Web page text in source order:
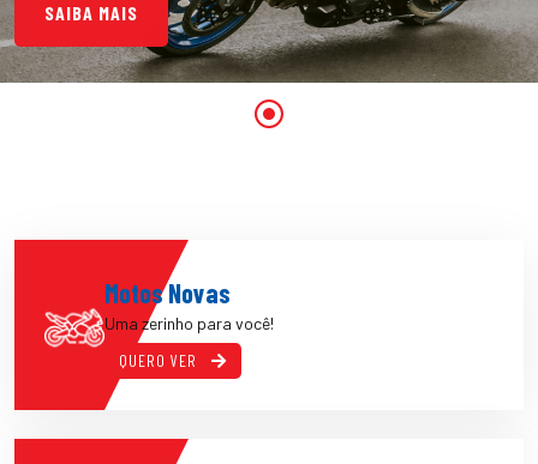
SAIBA MAIS
Motos Novas
Uma zerinho para você!
QUERO VER